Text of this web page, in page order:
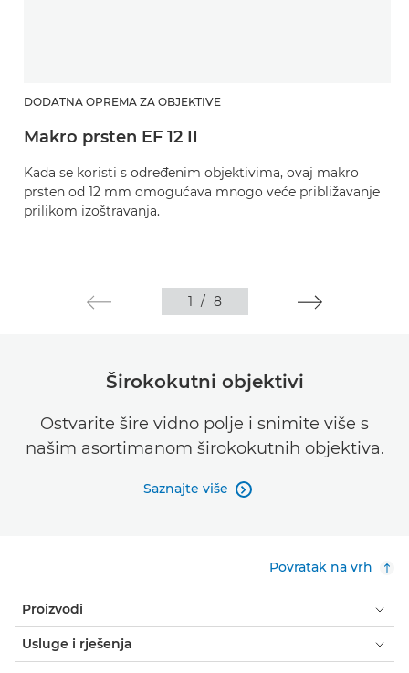
DODATNA OPREMA ZA OBJEKTIVE
Makro prsten EF 12 II
Kada se koristi s određenim objektivima, ovaj makro
prsten od 12 mm omogućava mnogo veće približavanje
prilikom izoštravanja.
1 / 8
Širokokutni objektivi
Ostvarite šire vidno polje i snimite više s
našim asortimanom širokokutnih objektiva.
Saznajte više 
Povratak na vrh
Proizvodi
Usluge i rješenja